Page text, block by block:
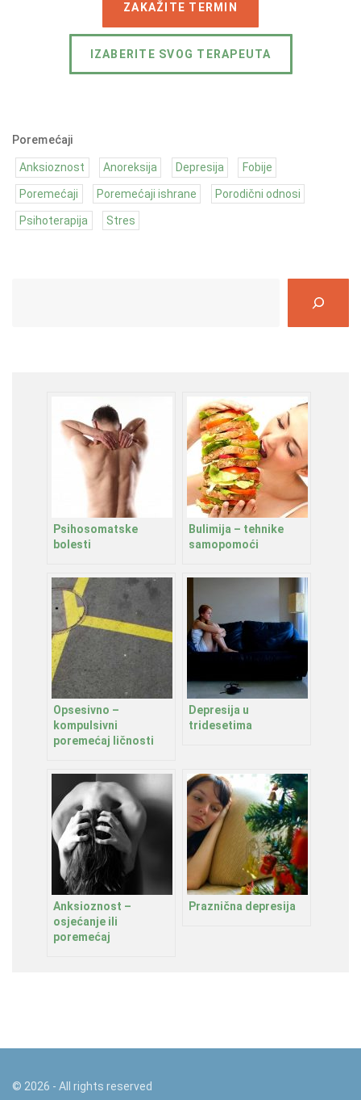
ZAKAŽITE TERMIN
IZABERITE SVOG TERAPEUTA
Poremećaji
Anksioznost Anoreksija Depresija Fobije
Poremećaji Poremećaji ishrane Porodični odnosi
Psihoterapija Stres
Psihosomatske
bolesti
Bulimija – tehnike
samopomoći
Opsesivno –
kompulsivni
poremećaj ličnosti
Depresija u
tridesetima
Anksioznost –
osjećanje ili
poremećaj
Praznična depresija
© 2026 - All rights reserved